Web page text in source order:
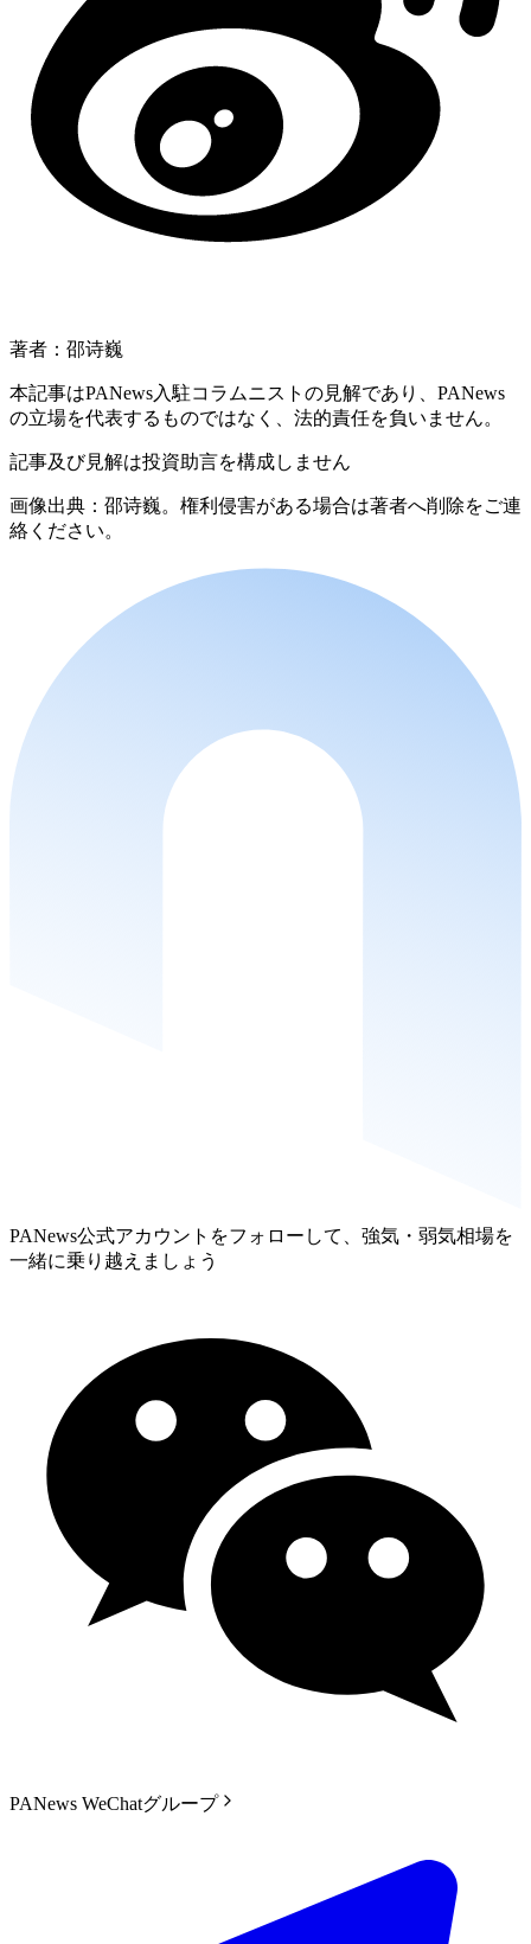
著者：邵诗巍
本記事はPANews入駐コラムニストの見解であり、PANews
の立場を代表するものではなく、法的責任を負いません。
記事及び見解は投資助言を構成しません
画像出典：邵诗巍。権利侵害がある場合は著者へ削除をご連
絡ください。
PANews公式アカウントをフォローして、強気・弱気相場を
一緒に乗り越えましょう
PANews WeChatグループ